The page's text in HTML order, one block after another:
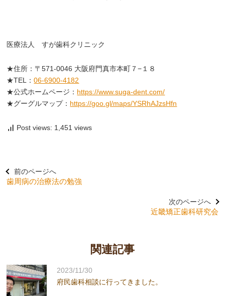
医療法人 すが歯科クリニック
★住所：〒571-0046 大阪府門真市本町７−１８
★TEL：06-6900-4182
★公式ホームページ： https://www.suga-dent.com/
★グーグルマップ： https://goo.gl/maps/YSRhAJzsHfn
Post views: 1,451 views
前のページへ
歯周病の治療法の勉強
次のページへ
近畿矯正歯科研究会
関連記事
2023/11/30
府民歯科相談に行ってきました。